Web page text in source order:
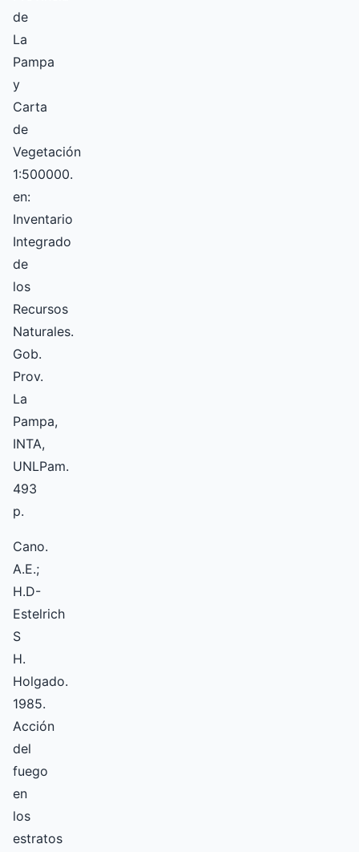
de
La
Pampa
y
Carta
de
Vegetación
1:500000.
en:
Inventario
Integrado
de
los
Recursos
Naturales.
Gob.
Prov.
La
Pampa,
INTA,
UNLPam.
493
p.
Cano.
A.E.;
H.D-
Estelrich
S
H.
Holgado.
1985.
Acción
del
fuego
en
los
estratos